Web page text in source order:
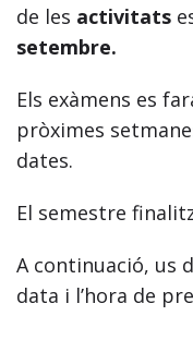
de les activitats
setembre.
Els exàmens es
pròximes
dates.
El semestre
A continuació, us
data i l’hora de